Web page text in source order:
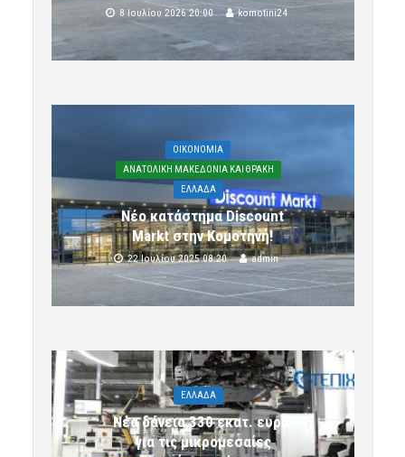
8 Ιουλίου 2026 20:00 komotini24
OIKONOMIA
ΑΝΑΤΟΛΙΚΗ ΜΑΚΕΔΟΝΙΑ ΚΑΙ ΘΡΑΚΗ
ΕΛΛΑΔΑ
Νέο κατάστημα Discount
Markt στην Κομοτηνή!
22 Ιουλίου 2025 08:20 admin
ΕΛΛΑΔΑ
Νέα δάνεια 330 εκατ. ευρώ
για τις μικρομεσαίες